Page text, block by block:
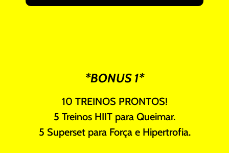
*BONUS 1*
10 TREINOS PRONTOS!
5 Treinos HIIT para Queimar.
5 Superset para Força e Hipertrofia.